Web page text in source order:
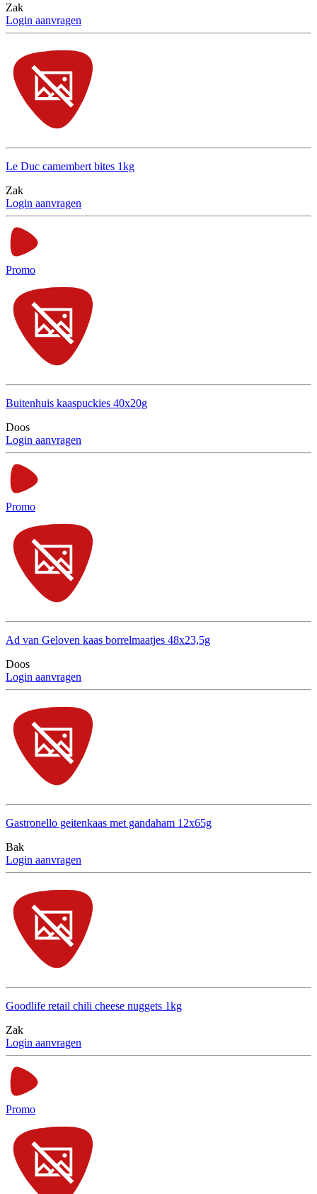
Zak
Login aanvragen
Le Duc camembert bites 1kg
Zak
Login aanvragen
Promo
Buitenhuis kaaspuckies 40x20g
Doos
Login aanvragen
Promo
Ad van Geloven kaas borrelmaatjes 48x23,5g
Doos
Login aanvragen
Gastronello geitenkaas met gandaham 12x65g
Bak
Login aanvragen
Goodlife retail chili cheese nuggets 1kg
Zak
Login aanvragen
Promo